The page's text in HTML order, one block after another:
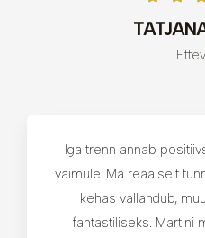
Iga trenn annab
vaimule. Ma reaalselt
kehas vallandub,
fantastiliseks. Martini